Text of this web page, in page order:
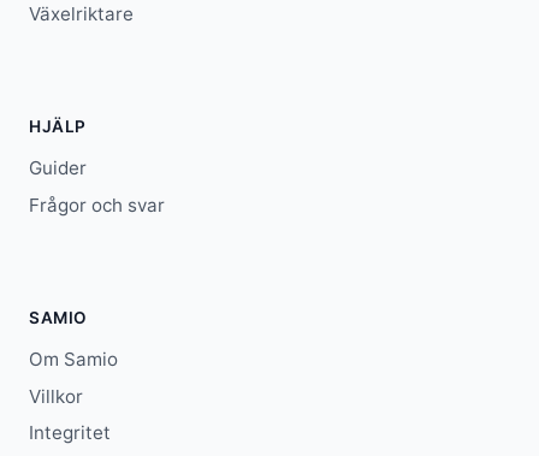
Växelriktare
HJÄLP
Guider
Frågor och svar
SAMIO
Om Samio
Villkor
Integritet